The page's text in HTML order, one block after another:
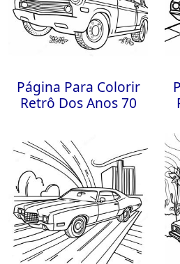
Página Para Colorir
Retrô Dos Anos 70